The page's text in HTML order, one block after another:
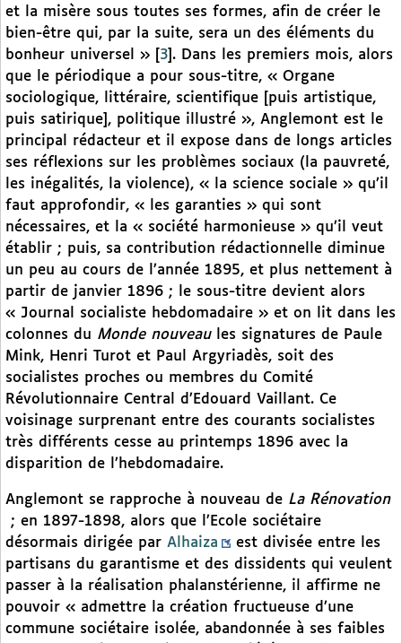
et la misère sous toutes ses formes, afin de créer le
bien-être qui, par la suite, sera un des éléments du
bonheur universel »
3 . Dans les premiers mois, alors
que le périodique a pour sous-titre, « Organe
sociologique, littéraire, scientifique [puis artistique,
puis satirique], politique illustré », Anglemont est le
principal rédacteur et il expose dans de longs articles
ses réflexions sur les problèmes sociaux (la pauvreté,
les inégalités, la violence), « la science sociale » qu’il
faut approfondir, « les garanties » qui sont
nécessaires, et la « société harmonieuse » qu’il veut
établir ; puis, sa contribution rédactionnelle diminue
un peu au cours de l’année 1895, et plus nettement à
partir de janvier 1896 ; le sous-titre devient alors
« Journal socialiste hebdomadaire » et on lit dans les
colonnes du Monde nouveau les signatures de Paule
Mink, Henri Turot et Paul Argyriadès, soit des
socialistes proches ou membres du Comité
Révolutionnaire Central d’Edouard Vaillant. Ce
voisinage surprenant entre des courants socialistes
très différents cesse au printemps 1896 avec la
disparition de l’hebdomadaire.
Anglemont se rapproche à nouveau de La Rénovation
; en 1897-1898, alors que l’Ecole sociétaire
désormais dirigée par Alhaiza
est divisée entre les
partisans du garantisme et des dissidents qui veulent
passer à la réalisation phalanstérienne, il affirme ne
pouvoir « admettre la création fructueuse d’une
commune sociétaire isolée, abandonnée à ses faibles